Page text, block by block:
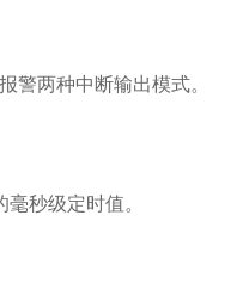
两种中断输出模式。
秒级定时值。